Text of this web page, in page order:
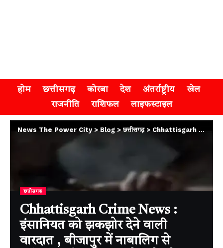
होम छत्तीसगढ़ कोरबा देश अंतर्राष्ट्रीय
खेल
राजनीति
राशिफल लाइफस्टाइल
News The Power City>Blog>छत्तीसगढ़> Chhattisgarh Crime News : इंसानियत को झकझोर देने वाली वारदात , बीजापुर में नाबालिग से दरिंदगी करने वाले 5 आरोपियों को पुलिस ने घेराबंदी कर पकड़ा
छत्तीसगढ़
Chhattisgarh Crime News :
इंसानियत को झकझोर देने वाली
वारदात , बीजापुर में नाबालिग से